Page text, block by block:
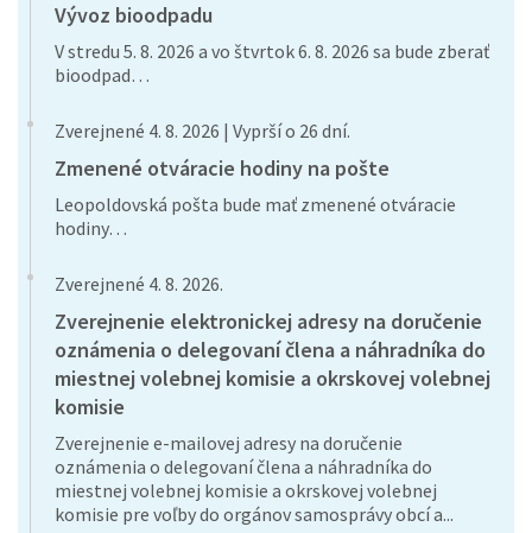
Vývoz bioodpadu
V stredu 5. 8. 2026 a vo štvrtok 6. 8. 2026 sa bude zberať
bioodpad…
Zverejnené 4. 8. 2026 | Vyprší o 26 dní.
Zmenené otváracie hodiny na pošte
Leopoldovská pošta bude mať zmenené otváracie
hodiny…
Zverejnené 4. 8. 2026.
Zverejnenie elektronickej adresy na doručenie
oznámenia o delegovaní člena a náhradníka do
miestnej volebnej komisie a okrskovej volebnej
komisie
Zverejnenie e-mailovej adresy na doručenie
oznámenia o delegovaní člena a náhradníka do
miestnej volebnej komisie a okrskovej volebnej
komisie pre voľby do orgánov samosprávy obcí a...